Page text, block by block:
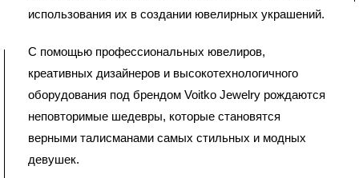
использования их в создании ювелирных украшений.
С помощью профессиональных ювелиров,
креативных дизайнеров и высокотехнологичного
оборудования под брендом Voitko Jewelry рождаются
неповторимые шедевры, которые становятся
верными талисманами самых стильных и модных
девушек.